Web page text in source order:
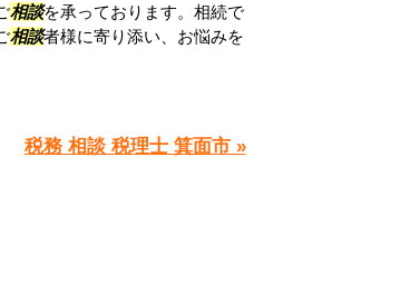
相談を承っております。相続で
相談者様に寄り添い、お悩みを
税務 相談 税理士 箕面市 »